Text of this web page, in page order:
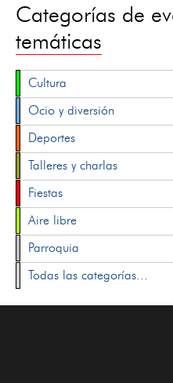
Categorías de
temáticas
Cultura
Ocio y diversión
Deportes
Talleres y charlas
Fiestas
Aire libre
Parroquia
Todas las categorías...